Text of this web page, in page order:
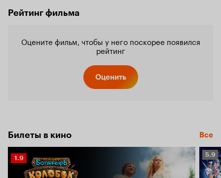
Рейтинг фильма
Оцените фильм, чтобы у него поскорее появился
рейтинг
Оценить
Билеты в кино Все
Рейтинг
Кинопоиска
1.9
5.9
5.9